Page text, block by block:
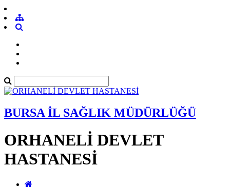
BURSA İL SAĞLIK MÜDÜRLÜĞÜ
ORHANELİ DEVLET
HASTANESİ